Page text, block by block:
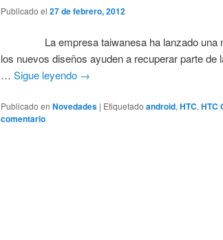
Publicado el27 de febrero, 2012
La empresa taiwanesa ha lanzado una
los nuevos diseños ayuden a recuperar parte
…Sigue leyendo →
Publicado en Novedades | Etiquetado android,HTC,HTC
comentario